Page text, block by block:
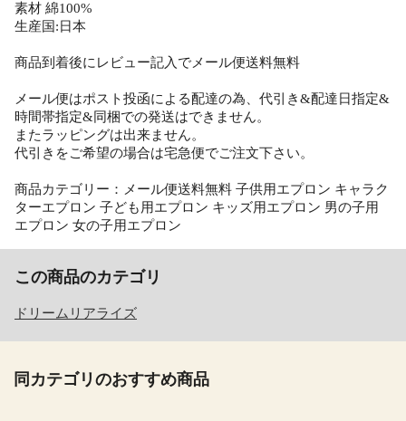
素材 綿100%
生産国:日本
商品到着後にレビュー記入でメール便送料無料
メール便はポスト投函による配達の為、代引き&配達日指定&
時間帯指定&同梱での発送はできません。
またラッピングは出来ません。
代引きをご希望の場合は宅急便でご注文下さい。
商品カテゴリー：メール便送料無料 子供用エプロン キャラク
ターエプロン 子ども用エプロン キッズ用エプロン 男の子用
エプロン 女の子用エプロン
この商品のカテゴリ
ドリームリアライズ
同カテゴリのおすすめ商品